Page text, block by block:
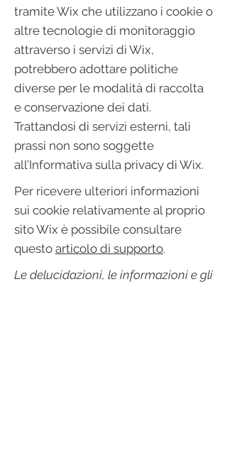
tramite Wix che utilizzano i cookie o
altre tecnologie di monitoraggio
attraverso i servizi di Wix,
potrebbero adottare politiche
diverse per le modalità di raccolta
e conservazione dei dati.
Trattandosi di servizi esterni, tali
prassi non sono soggette
all’Informativa sulla privacy di Wix.
Per ricevere ulteriori informazioni
sui cookie relativamente al proprio
sito Wix è possibile consultare
questo articolo di supporto.
Le delucidazioni, le informazioni e gli